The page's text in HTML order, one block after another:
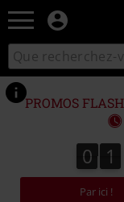
Rechercher
sur
le
catalogue
PROMOS FLASH : -
0
0 1
1
Par ici !